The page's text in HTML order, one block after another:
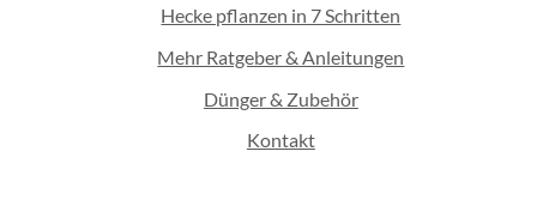
Hecke pflanzen in 7 Schritten
Mehr Ratgeber & Anleitungen
Dünger & Zubehör
Kontakt